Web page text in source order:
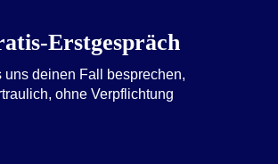
Erstgespräch
uns deinen Fall besprechen,
ohne Verpflichtung